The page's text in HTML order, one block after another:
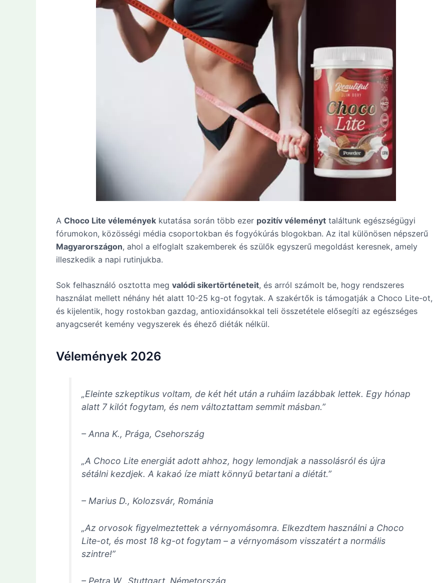
A Choco Lite vélemények kutatása során több ezer pozitív véleményt találtunk egészségügyi
fórumokon, közösségi média csoportokban és fogyókúrás blogokban. Az ital különösen népszerű
Magyarországon, ahol a elfoglalt szakemberek és szülők egyszerű megoldást keresnek, amely
illeszkedik a napi rutinjukba.
Sok felhasználó osztotta meg valódi sikertörténeteit, és arról számolt be, hogy rendszeres
használat mellett néhány hét alatt 10-25 kg-ot fogytak. A szakértők is támogatják a Choco Lite-ot,
és kijelentik, hogy rostokban gazdag, antioxidánsokkal teli összetétele elősegíti az egészséges
anyagcserét kemény vegyszerek és éhező diéták nélkül.
Vélemények 2026
„Eleinte szkeptikus voltam, de két hét után a ruháim lazábbak lettek. Egy hónap
alatt 7 kilót fogytam, és nem változtattam semmit másban.”
–Anna K., Prága, Csehország
„A Choco Lite energiát adott ahhoz, hogy lemondjak a nassolásról és újra
sétálni kezdjek. A kakaó íze miatt könnyű betartani a diétát.”
– Marius D., Kolozsvár, Románia
„Az orvosok figyelmeztettek a vérnyomásomra. Elkezdtem használni a Choco
Lite-ot, és most 18 kg-ot fogytam – a vérnyomásom visszatért a normális
szintre!”
– Petra W., Stuttgart, Németország